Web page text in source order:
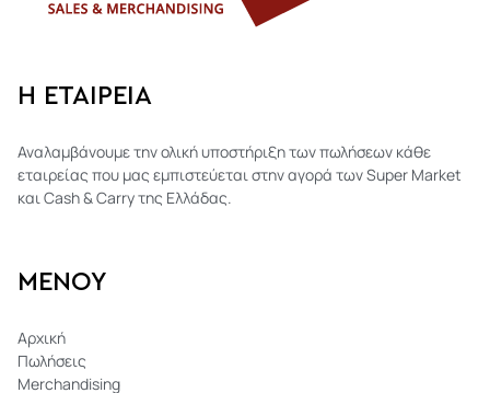
Η ΕΤΑΙΡΕΊΑ
Αναλαμβάνουμε την ολική υποστήριξη των πωλήσεων κάθε
εταιρείας που μας εμπιστεύεται στην αγορά των Super Market
και Cash & Carry της Ελλάδας.
ΜΕΝΟΥ
Αρχική
Πωλήσεις
Merchandising